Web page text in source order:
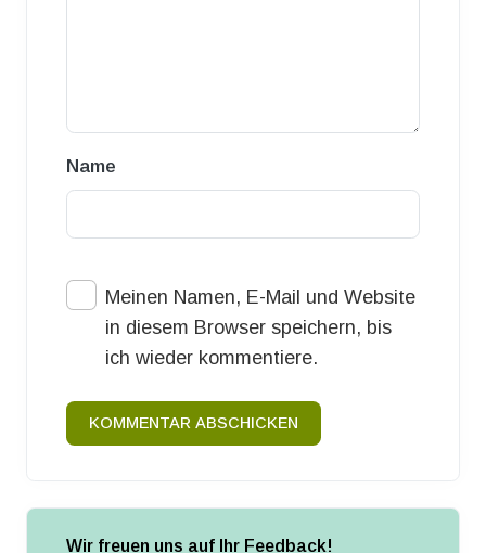
Name
Meinen Namen, E-Mail und Website
in diesem Browser speichern, bis
ich wieder kommentiere.
KOMMENTAR ABSCHICKEN
Wir freuen uns auf Ihr Feedback!